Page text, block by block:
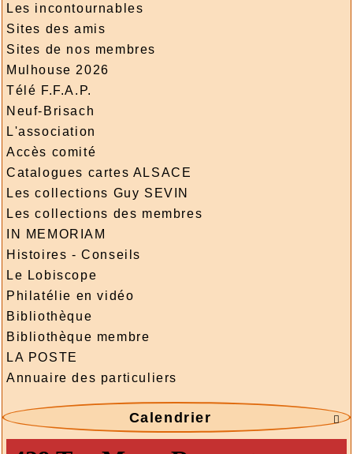
Les incontournables
Sites des amis
Sites de nos membres
Mulhouse 2026
Télé F.F.A.P.
Neuf-Brisach
L'association
Accès comité
Catalogues cartes ALSACE
Les collections Guy SEVIN
Les collections des membres
IN MEMORIAM
Histoires - Conseils
Le Lobiscope
Philatélie en vidéo
Bibliothèque
Bibliothèque membre
LA POSTE
Annuaire des particuliers

Calendrier